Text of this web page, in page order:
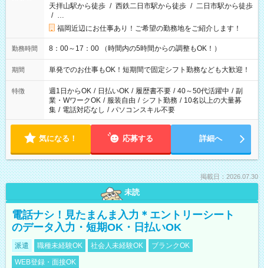
天拝山駅から徒歩 / 西鉄二日市駅から徒歩 / 二日市駅から徒歩
/ …
福岡近辺にお仕事あり！ご希望の勤務地をご紹介します！
勤務時間 8：00～17：00 （時間内の5時間からの調整もOK！）
期間 単発でのお仕事もOK！短期間で固定シフト勤務なども大歓迎！
特徴 週1日からOK / 日払いOK / 履歴書不要 / 40～50代活躍中 / 副
業・WワークOK / 服装自由 / シフト勤務 / 10名以上の大量募
集 / 電話対応なし / パソコンスキル不要
気になる！ 応募する 詳細へ
掲載日：2026.07.30
未読
電話ナシ！見たまんま入力＊エントリーシート
のデータ入力・短期OK・日払いOK
派遣 職種未経験OK 社会人未経験OK
ブランクOK
WEB登録・面接OK